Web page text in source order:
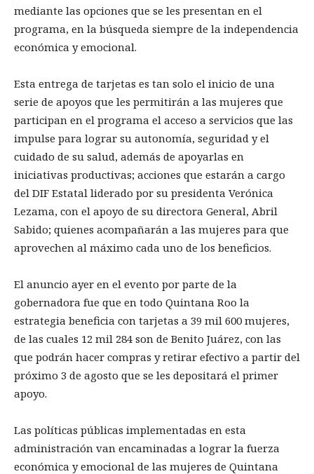
mediante las opciones que se les presentan en el
programa, en la búsqueda siempre de la independencia
económica y emocional.
Esta entrega de tarjetas es tan solo el inicio de una
serie de apoyos que les permitirán a las mujeres que
participan en el programa el acceso a servicios que las
impulse para lograr su autonomía, seguridad y el
cuidado de su salud, además de apoyarlas en
iniciativas productivas; acciones que estarán a cargo
del DIF Estatal liderado por su presidenta Verónica
Lezama, con el apoyo de su directora General, Abril
Sabido; quienes acompañarán a las mujeres para que
aprovechen al máximo cada uno de los beneficios.
El anuncio ayer en el evento por parte de la
gobernadora fue que en todo Quintana Roo la
estrategia beneficia con tarjetas a 39 mil 600 mujeres,
de las cuales 12 mil 284 son de Benito Juárez, con las
que podrán hacer compras y retirar efectivo a partir del
próximo 3 de agosto que se les depositará el primer
apoyo.
Las políticas públicas implementadas en esta
administración van encaminadas a lograr la fuerza
económica y emocional de las mujeres de Quintana